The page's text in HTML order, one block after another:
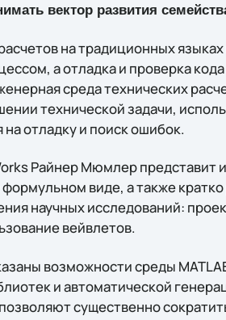
вектор развития
на традиционных
а отладка и проверка
среда технических
технической задачи,
отладку и поиск ошибок.
Райнер Мюмлер представит
виде, а также
научных исследований:
вейвлетов.
возможности среды
и автоматической
существенно